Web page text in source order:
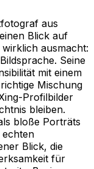
aus
Blick auf
ausmacht:
Seine
mit einem
Mischung
Profilbilder
bleiben.
bloße Porträts
Blick, die
für